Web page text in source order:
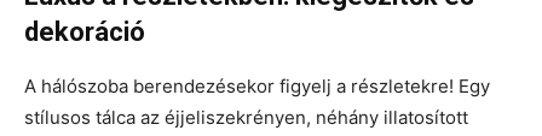
dekoráció
A hálószoba berendezésekor figyelj a részletekre! Egy
stílusos tálca az éjjeliszekrényen, néhány illatosított